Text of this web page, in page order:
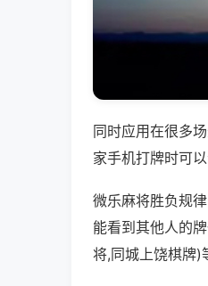
同时应用在很多
家手机打牌时可
微乐麻将胜负规
能看到其他人的
将,同城上饶棋牌)